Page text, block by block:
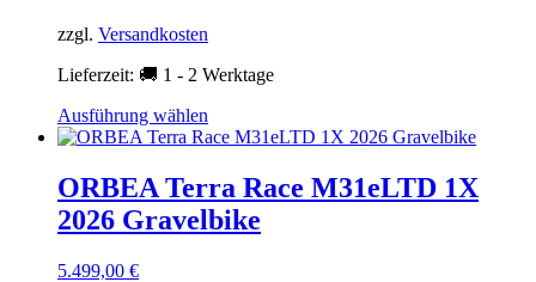
der
Produktseite
gewählt
zzgl. Versandkosten
Lieferzeit: 🚚 1 - 2 Werktage
Ausführung wählen
Produkt
mehrere
Varianten
auf.
ORBEA Terra Race M31eLTD 1X
2026 Gravelbike
5.499,00 €